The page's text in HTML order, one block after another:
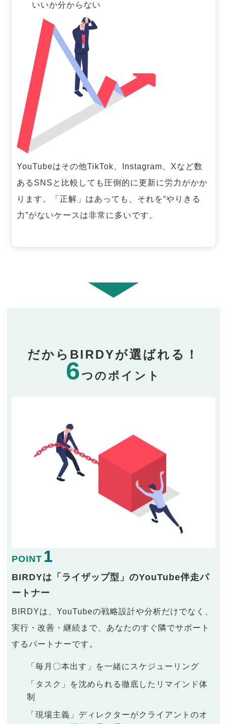
いいか分からない
YouTubeはその他TikTok、Instagram、Xなど数
あるSNSと比較しても圧倒的に更新に労力がかか
ります。「正解」はあっても、それを“やりきる
力”がないケースは非常に多いです。
だからBIRDYが選ばれる！
6つのポイント
POINT 1
BIRDYは「ライザップ型」のYouTube伴走パ
ートナー
BIRDYは、YouTubeの戦略設計や分析だけでなく、
実行・改善・継続まで、あなたのすぐ隣でサポート
するパートナーです。
「毎月〇本出す」を一緒にスケジューリング
「タスク」を沈められる徹底したリマインド体
制
「現場主義」ディレクターがクライアントのオ